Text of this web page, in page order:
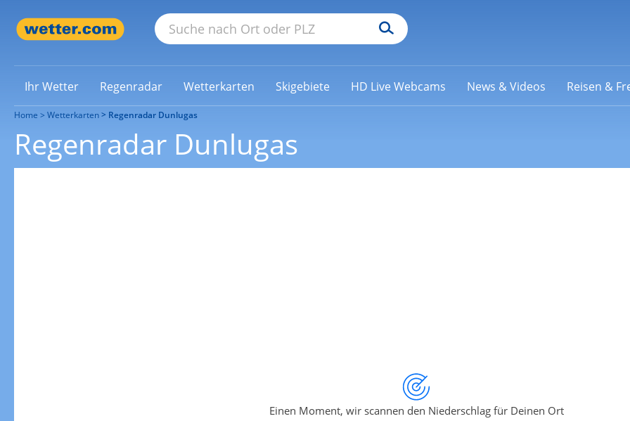
Ihr Wetter Regenradar Wetterkarten Skigebiete HD Live Webcams News & Videos Reisen &
Home Wetterkarten Regenradar Dunlugas
Regenradar Dunlugas
Einen Moment, wir scannen den Niederschlag für Deinen Ort